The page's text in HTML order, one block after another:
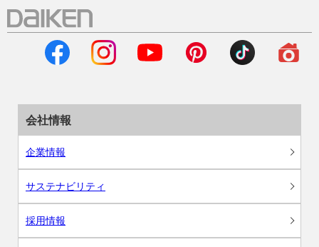
会社情報
企業情報
サステナビリティ
採用情報